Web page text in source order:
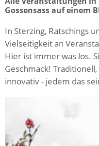
Gossensass auf einem
In Sterzing, Ratschings
Vielseitigkeit an
Hier ist immer was los.
Geschmack!
innovativ - jedem das